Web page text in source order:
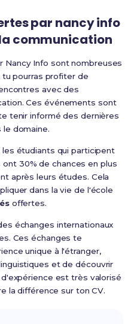
par nancy info
communication
Nancy Info sont nombreuses
pourras profiter de
avec des
Ces événements sont
tenir informé des dernières
domaine.
étudiants qui participent
30% de chances en plus
après leurs études. Cela
dans la vie de l'école
offertes.
échanges internationaux
Ces échanges te
unique à l'étranger,
et de découvrir
est très valorisé
la différence sur ton CV.